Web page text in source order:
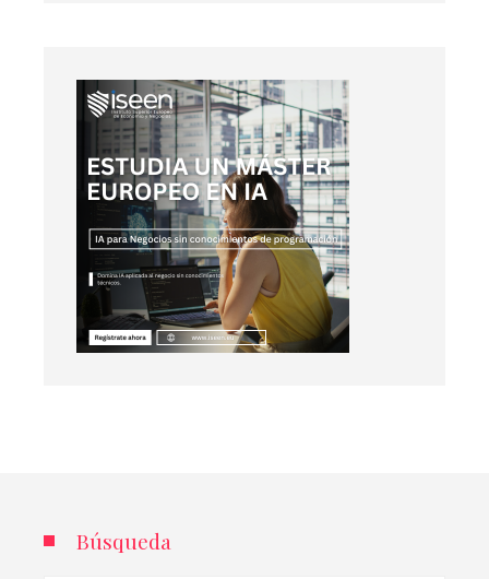
Búsqueda